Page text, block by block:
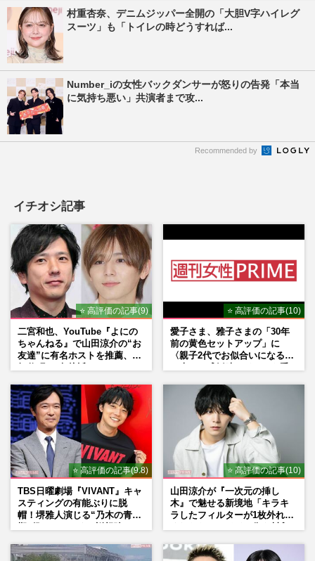
村重杏奈、デニムジッパー全開の「大胆V字ハイレグ
スーツ」も「トイレの時どうすれば...
Number_iの女性バックダンサーが怒りの告発「本当
に気持ち悪い」共演者まで攻...
Recommended by
イチオシ記事
⭐ 高評価の記事(9)
二宮和也、YouTube『よにの
ちゃんねる』で山田涼介の“お
友達”に有名ホストを推薦、歌
⭐ 高評価の記事(10)
愛子さま、雅子さまの「30年
前の黄色セットアップ」に
〈親子2代でお似合いになる〉
⭐ 高評価の記事(9.8)
TBS日曜劇場『VIVANT』キャ
スティングの有能ぶりに脱
帽！堺雅人演じる“乃木の青年
マン長男・櫻井海音だった
⭐ 高評価の記事(10)
山田涼介が『一次元の挿し
木』で魅せる新境地「キラキ
ラしたフィルターが1枚外れて